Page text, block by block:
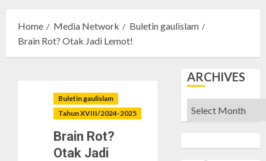
Home Media Network
Buletin gaulislam
Brain Rot? Otak Jadi Lemot!
Buletin gaulislam
Tahun XVIII/2024-2025
Brain Rot?
Otak Jadi
ARCHIVES
Archives